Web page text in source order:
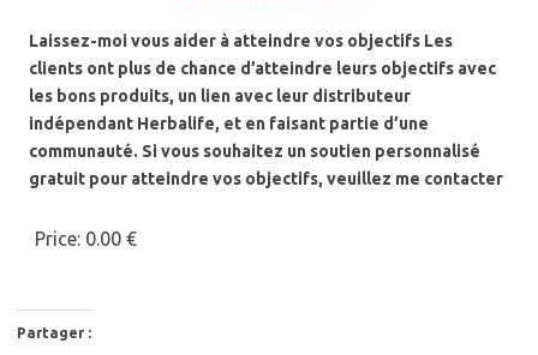
Laissez-moi vous aider à atteindre vos objectifs Les
clients ont plus de chance d’atteindre leurs objectifs avec
les bons produits, un lien avec leur distributeur
indépendant Herbalife, et en faisant partie d’une
communauté. Si vous souhaitez un soutien personnalisé
gratuit pour atteindre vos objectifs, veuillez me contacter
Price: 0.00 €
Partager :